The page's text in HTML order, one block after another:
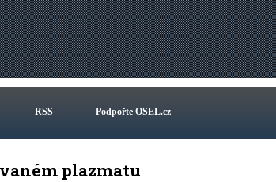
RSS Podpořte OSEL.cz
plazmatu